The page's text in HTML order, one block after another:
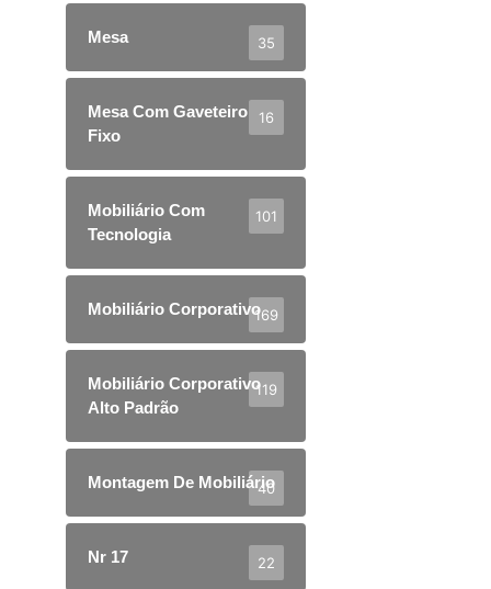
Mesa 35
Mesa Com Gaveteiro
Fixo
16
Mobiliário Com
Tecnologia
101
Mobiliário Corporativo169
Mobiliário Corporativo
Alto Padrão
119
Montagem De Mobiliário
40
Nr 17 22